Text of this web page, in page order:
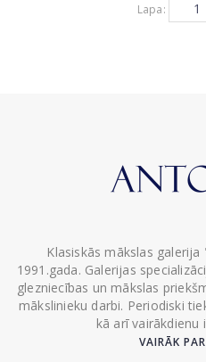
Lapa:
Klasiskās mākslas
1991.gada. Galerijas
glezniecības un mākslas
mākslinieku darbi. Periodiski
kā arī vairākdienu
VAIRĀK